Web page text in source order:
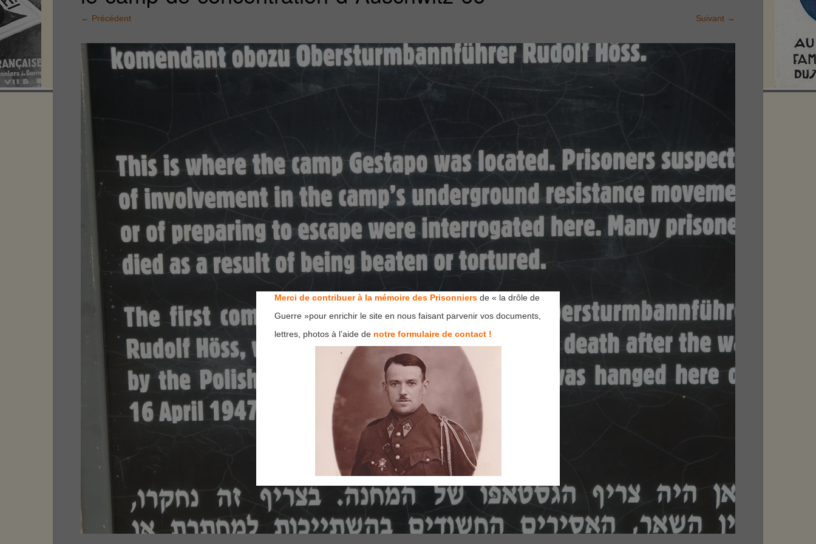
← Précédent Suivant →
Merci de contribuer à la mémoire des Prisonniers de « la drôle de
Guerre »pour enrichir le site en nous faisant parvenir vos documents,
lettres, photos à l’aide de notre formulaire de contact !